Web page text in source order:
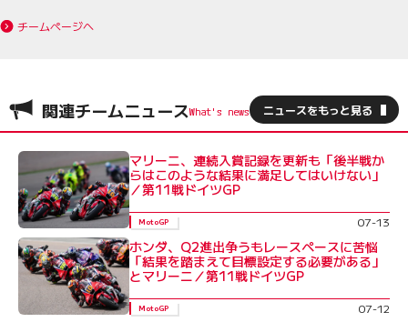
チームページへ
関連チームニュース ニュースをもっと見る
マリーニ、連続入賞記録を更新も「後半戦か
らはこのような結果に満足してはいけない」
／第11戦ドイツGP
MotoGP 07-13
ホンダ、Q2進出争うもレースペースに苦悩
「結果を踏まえて目標設定する必要がある」
とマリーニ／第11戦ドイツGP
MotoGP 07-12